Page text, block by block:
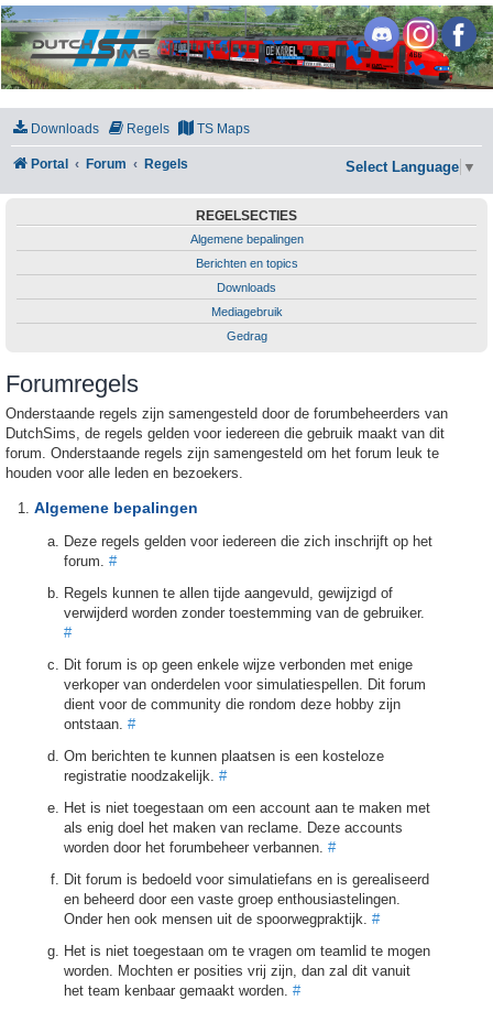
DutchSims
Downloads Regels TS Maps
Portal Forum Regels Select Language ▼
REGELSECTIES
Algemene bepalingen
Berichten en topics
Downloads
Mediagebruik
Gedrag
Forumregels
Onderstaande regels zijn samengesteld door de forumbeheerders van
DutchSims, de regels gelden voor iedereen die gebruik maakt van dit
forum. Onderstaande regels zijn samengesteld om het forum leuk te
houden voor alle leden en bezoekers.
Algemene bepalingen
Deze regels gelden voor iedereen die zich inschrijft op het
forum. #
Regels kunnen te allen tijde aangevuld, gewijzigd of
verwijderd worden zonder toestemming van de gebruiker.
#
Dit forum is op geen enkele wijze verbonden met enige
verkoper van onderdelen voor simulatiespellen. Dit forum
dient voor de community die rondom deze hobby zijn
ontstaan. #
Om berichten te kunnen plaatsen is een kosteloze
registratie noodzakelijk. #
Het is niet toegestaan om een account aan te maken met
als enig doel het maken van reclame. Deze accounts
worden door het forumbeheer verbannen. #
Dit forum is bedoeld voor simulatiefans en is gerealiseerd
en beheerd door een vaste groep enthousiastelingen.
Onder hen ook mensen uit de spoorwegpraktijk. #
Het is niet toegestaan om te vragen om teamlid te mogen
worden. Mochten er posities vrij zijn, dan zal dit vanuit
het team kenbaar gemaakt worden. #